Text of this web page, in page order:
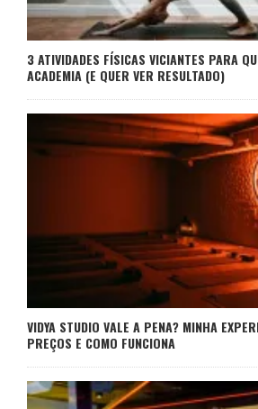
3 ATIVIDADES FÍSICAS VICIANTES PARA
ACADEMIA (E QUER VER RESULTADO)
VIDYA STUDIO VALE A PENA? MINHA
PREÇOS E COMO FUNCIONA